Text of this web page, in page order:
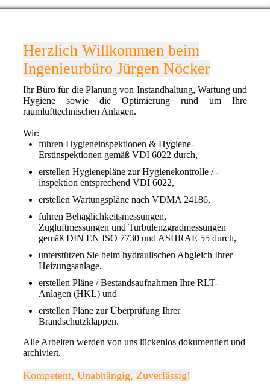
Herzlich Willkommen beim
Ingenieurbüro Jürgen Nöcker
Ihr Büro für die Planung von Instandhaltung, Wartung und
Hygiene sowie die Optimierung rund um Ihre
raumlufttechnischen Anlagen.
Wir:
führen Hygieneinspektionen & Hygiene-
Erstinspektionen gemäß VDI 6022 durch,
erstellen Hygienepläne zur Hygienekontrolle / -
inspektion entsprechend VDI 6022,
erstellen Wartungspläne nach VDMA 24186,
führen Behaglichkeitsmessungen,
Zugluftmessungen und Turbulenzgradmessungen
gemäß DIN EN ISO 7730 und ASHRAE 55 durch,
unterstützen Sie beim hydraulischen Abgleich Ihrer
Heizungsanlage,
erstellen Pläne / Bestandsaufnahmen Ihre RLT-
Anlagen (HKL) und
erstellen Pläne zur Überprüfung Ihrer
Brandschutzklappen.
Alle Arbeiten werden von uns lückenlos dokumentiert und
archiviert.
Kompetent, Unabhängig, Zuverlässig!